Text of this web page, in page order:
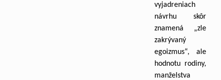
vyjadreniach
návrhu skôr
znamená „zle
zakrývaný
egoizmus“, ale
hodnotu rodiny,
manželstva